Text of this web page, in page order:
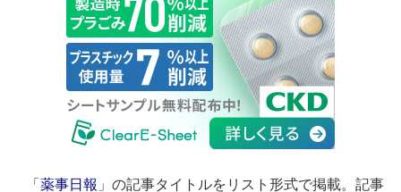
「薬事日報 」の記事タイトルをリスト形式で掲載。記事